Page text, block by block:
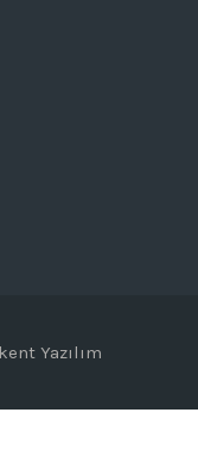
Yazılım